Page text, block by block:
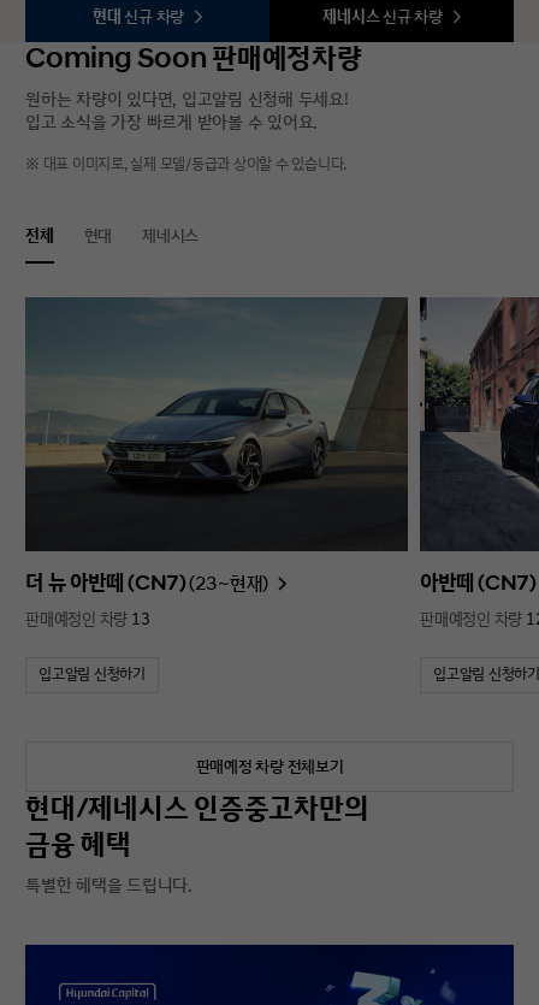
현대 신규 차량 제네시스 신규 차량
Coming Soon 판매예정차량
원하는 차량이 있다면, 입고알림 신청해 두세요!
입고 소식을 가장 빠르게 받아볼 수 있어요.
※ 대표 이미지로, 실제 모델/등급과 상이할 수 있습니다.
전체 현대 제네시스
더 뉴 아반떼 (CN7)(23~현재)
판매예정인 차량 13
입고알림 신청하기
아반떼 (CN7)
판매예정인 차량
입고알림 신청하기
판매예정 차량 전체보기
현대/제네시스 인증중고차만의
금융 혜택
특별한 혜택을 드립니다.